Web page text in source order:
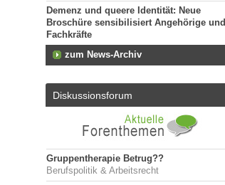
Demenz und queere Identität: Neue
Broschüre sensibilisiert Angehörige und
Fachkräfte
zum News-Archiv
Diskussionsforum
Gruppentherapie Betrug??
Berufspolitik & Arbeitsrecht